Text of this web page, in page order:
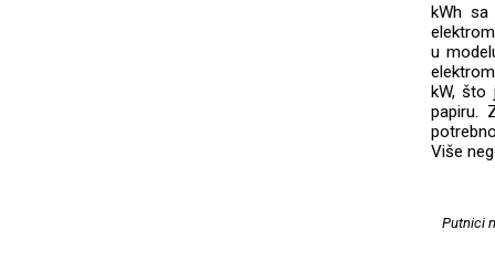
kWh sa
u
kW, što
papiru.
Više
Putnici